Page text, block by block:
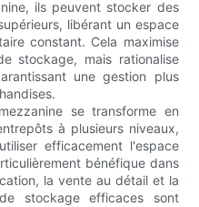
ils peuvent stocker des
libérant un espace
constant. Cela maximise
stockage, mais rationalise
une gestion plus
se transforme en
à plusieurs niveaux,
efficacement l'espace
bénéfique dans
la vente au détail et la
stockage efficaces sont